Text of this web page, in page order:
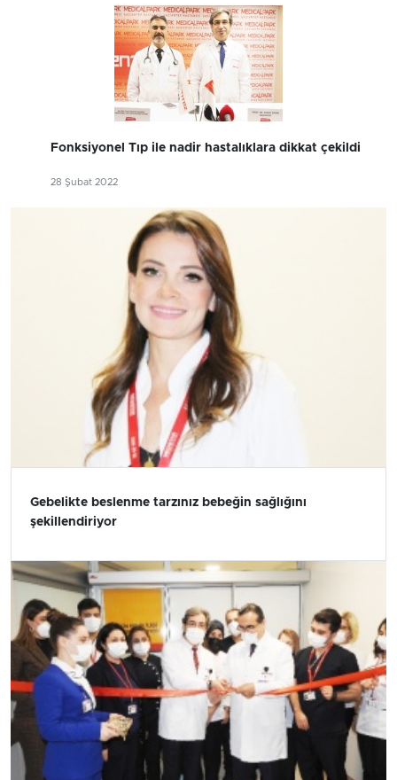
Fonksiyonel Tıp ile nadir hastalıklara dikkat çekildi
28 Şubat 2022
Gebelikte beslenme tarzınız bebeğin sağlığını
şekillendiriyor